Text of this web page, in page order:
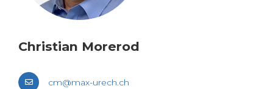
Chris­tian More­rod
cm@​max-​urech.​ch